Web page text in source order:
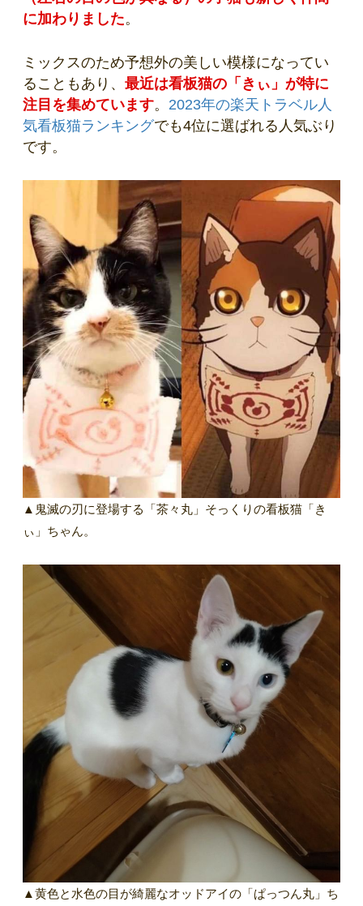
に加わりました。
ミックスのため予想外の美しい模様になってい
ることもあり、 最近は看板猫の「きぃ」が特に
注目を集めています。 2023年の楽天トラベル人
気看板猫ランキングでも4位に選ばれる人気ぶり
です。
▲鬼滅の刃に登場する「茶々丸」そっくりの看板猫「き
ぃ」ちゃん。
▲黄色と水色の目が綺麗なオッドアイの「ぱっつん丸」ち